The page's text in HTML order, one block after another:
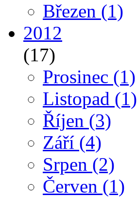
Březen (1)
2012
(17)
Prosinec (1)
Listopad (1)
Říjen (3)
Září (4)
Srpen (2)
Červen (1)